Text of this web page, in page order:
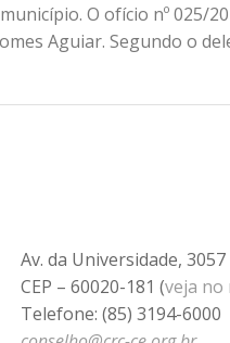
O ofício nº 025/
Aguiar. Segundo o
Av. da Universidade,
CEP – 60020-181 (veja no
Telefone: (85) 3194-6000